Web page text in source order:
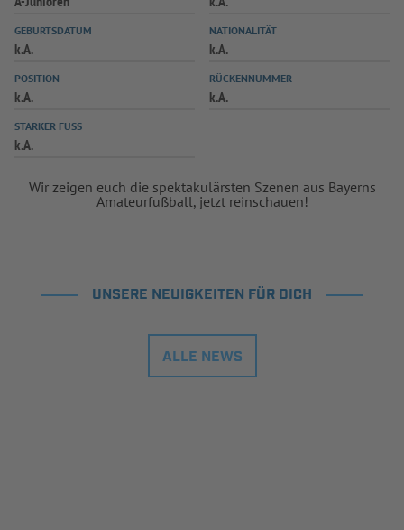
GEBURTSDATUM
k.A.
NATIONALITÄT
k.A.
POSITION
k.A.
RÜCKENNUMMER
k.A.
STARKER FUSS
k.A.
Wir zeigen euch die spektakulärsten Szenen aus Bayerns
Amateurfußball, jetzt reinschauen!
UNSERE NEUIGKEITEN FÜR DICH
ALLE NEWS